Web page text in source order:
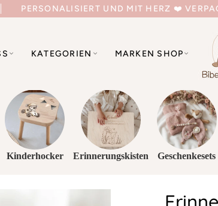
PERSONALISIERT UND MIT HERZ ❤️
KATEGORIEN MARKEN SHOP
Kinderhocker Erinnerungskisten Geschenkesets